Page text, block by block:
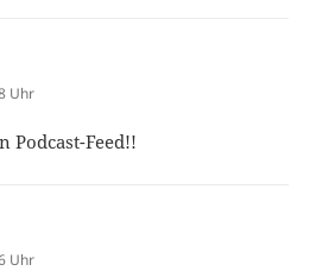
Uhr
Podcast-Feed!!
Uhr